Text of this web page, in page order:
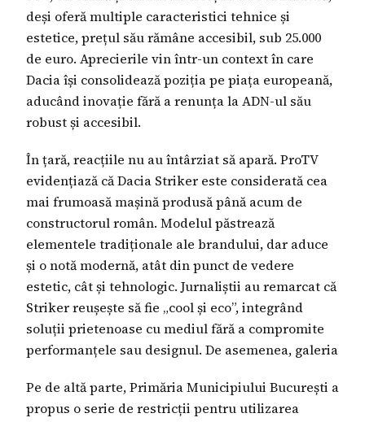
deși oferă multiple caracteristici tehnice și
estetice, prețul său rămâne accesibil, sub 25.000
de euro. Aprecierile vin într-un context în care
Dacia își consolidează poziția pe piața europeană,
aducând inovație fără a renunța la ADN-ul său
robust și accesibil.
În țară, reacțiile nu au întârziat să apară. ProTV
evidențiază că Dacia Striker este considerată cea
mai frumoasă mașină produsă până acum de
constructorul român. Modelul păstrează
elementele tradiționale ale brandului, dar aduce
și o notă modernă, atât din punct de vedere
estetic, cât și tehnologic. Jurnaliștii au remarcat că
Striker reușește să fie „cool și eco”, integrând
soluții prietenoase cu mediul fără a compromite
performanțele sau designul. De asemenea, galeria
Pe de altă parte, Primăria Municipiului București a
propus o serie de restricții pentru utilizarea